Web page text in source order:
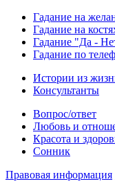
Гадание на
Гадание на
Гадание "Да -
Гадание по
Истории из
Консультанты
Вопрос/ответ
Любовь и
Красота и
Сонник
Правовая информация